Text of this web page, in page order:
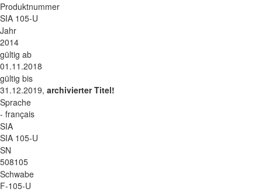
Produktnummer
SIA 105-U
Jahr
2014
gültig ab
01.11.2018
gültig bis
31.12.2019, archivierter Titel!
Sprache
- français
SIA
SIA 105-U
SN
508105
Schwabe
F-105-U